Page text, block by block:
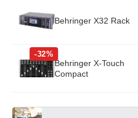
Behringer X32 Rack
-32%
Behringer X-Touch
Compact